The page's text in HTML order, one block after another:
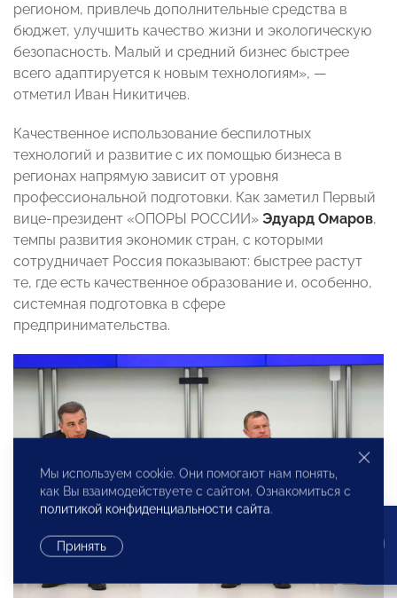
регионом, привлечь дополнительные средства в
бюджет, улучшить качество жизни и экологическую
безопасность. Малый и средний бизнес быстрее
всего адаптируется к новым технологиям», —
отметил Иван Никитичев.
Качественное использование беспилотных
технологий и развитие с их помощью бизнеса в
регионах напрямую зависит от уровня
профессиональной подготовки. Как заметил Первый
вице-президент «ОПОРЫ РОССИИ» Эдуард Омаров,
темпы развития экономик стран, с которыми
сотрудничает Россия показывают: быстрее растут
те, где есть качественное образование и, особенно,
системная подготовка в сфере
предпринимательства.
Мы используем cookie. Они помогают нам понять,
как Вы взаимодействуете с сайтом. Ознакомиться с
политикой конфиденциальности сайта.
Принять